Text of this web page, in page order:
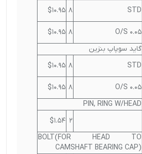
STD
8
$10.95
O/S 0.05
8
$10.95
گاید سوپاپ بنزین
STD
8
$10.95
O/S 0.05
8
$10.95
PIN, RING W/HEAD
2
$1.54
BOLT(FOR HEAD TO
CAMSHAFT BEARING CAP)